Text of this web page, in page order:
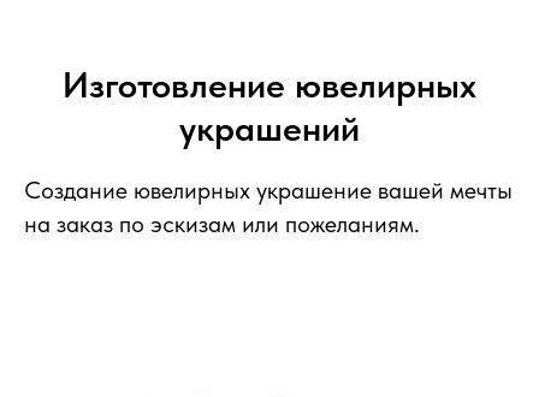
Изготовление ювелирных
украшений
Создание ювелирных украшение вашей мечты
на заказ по эскизам или пожеланиям.